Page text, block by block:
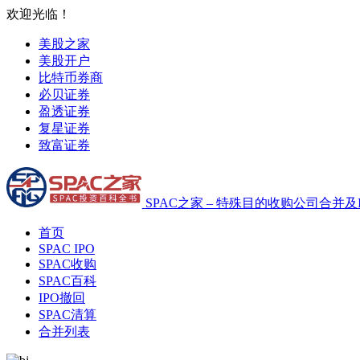
欢迎光临！
美股之家
美股开户
比特币券商
必贝证券
盈透证券
复星证券
致富证券
SPAC之家 – 特殊目的收购公司合并
首页
SPAC IPO
SPAC收购
SPAC百科
IPO撤回
SPAC清算
合并列表